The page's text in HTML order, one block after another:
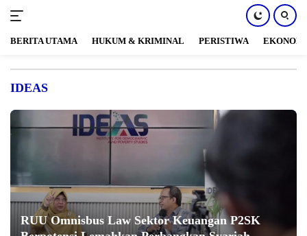
konten
BERITA UTAMA HUKUM & KRIMINAL PERISTIWA EKONOMI
IDEAS
RUU Omnisbus Law Sektor Keuangan P2SK